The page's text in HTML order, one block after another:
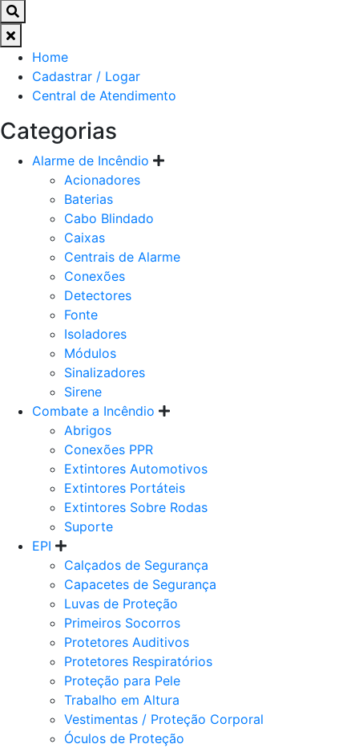
Home
Cadastrar / Logar
Central de Atendimento
Categorias
Alarme de Incêndio
Acionadores
Baterias
Cabo Blindado
Caixas
Centrais de Alarme
Conexões
Detectores
Fonte
Isoladores
Módulos
Sinalizadores
Sirene
Combate a Incêndio
Abrigos
Conexões PPR
Extintores Automotivos
Extintores Portáteis
Extintores Sobre Rodas
Suporte
EPI
Calçados de Segurança
Capacetes de Segurança
Luvas de Proteção
Primeiros Socorros
Protetores Auditivos
Protetores Respiratórios
Proteção para Pele
Trabalho em Altura
Vestimentas / Proteção Corporal
Óculos de Proteção